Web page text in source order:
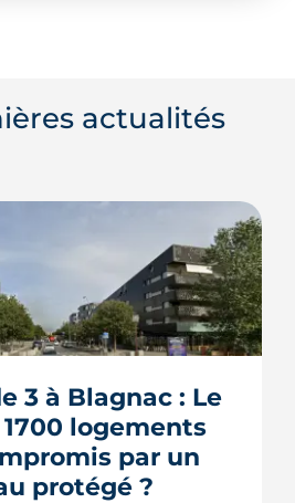
actualités
3 à Blagnac : Le
logements
par un
protégé ?